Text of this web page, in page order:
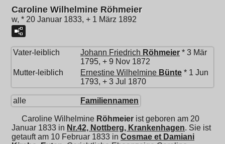
Caroline Wilhelmine Röhmeier
w, * 20 Januar 1833, + 1 März 1892
Vater-leiblich Johann Friedrich Röhmeier * 3 Mär
1795, + 9 Nov 1872
Mutter-leiblich
Ernestine Wilhelmine Bünte * 1 Jun
1793, + 3 Jul 1870
alle Familiennamen
Caroline Wilhelmine Röhmeier ist geboren am 20
Januar 1833 in Nr.42, Nottberg, Krankenhagen. Sie ist
getauft am 10 Februar 1833 in Cosmae et Damiani